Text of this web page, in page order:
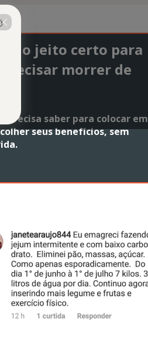
do jeito certo para
morrer de
precisa saber para colocar em
seus benefícios, sem